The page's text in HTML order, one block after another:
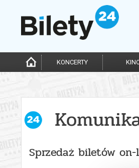
KONCERTY
Sprzedaż biletów